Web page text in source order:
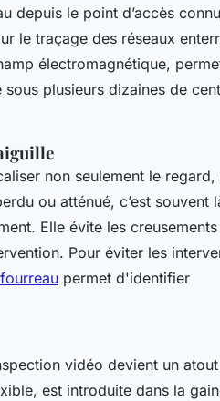
depuis le point d’accès
le traçage des réseaux
électromagnétique,
plusieurs dizaines de
non seulement le regard,
ou atténué, c’est souvent
Elle évite les creusements
Pour éviter les
permet d'identifier
vidéo devient un
est introduite dans la